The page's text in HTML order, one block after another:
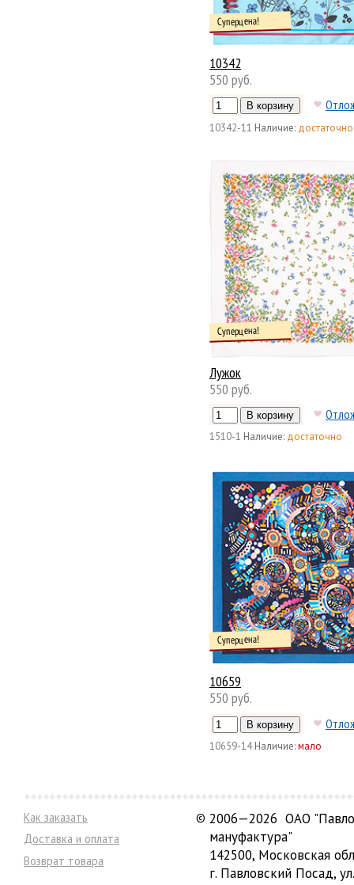
10342
Суперцена!
550 руб.
10342-11 Наличие: достаточно
Лужок
Суперцена!
550 руб.
1510-1 Наличие: достаточно
10659
Суперцена!
550 руб.
10659-14 Наличие:мало
Как заказать
Доставка и оплата
Возврат товара
© 2006—2026 ОАО
мануфактура"
142500, Московская
г. Павловский Посад,